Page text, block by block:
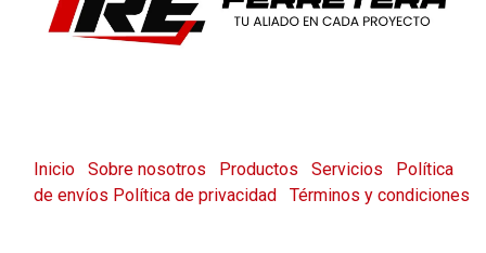
Inicio Sobre nosotros Productos Servicios
Política
de envíos Política de privacidad Términos y condiciones